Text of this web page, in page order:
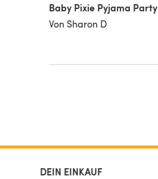
Baby Pixie Pyjama Party
Von Sharon D
DEIN EINKAUF